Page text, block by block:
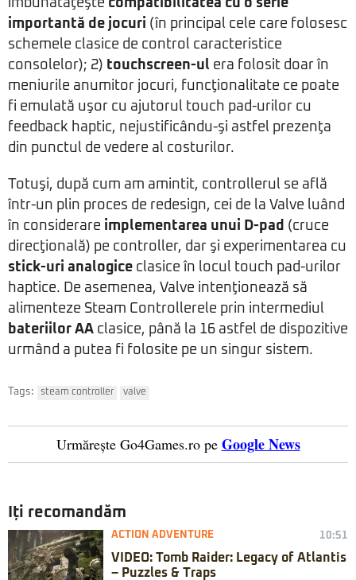
îmbunătăţeşte compatibilitatea cu o serie
importantă de jocuri (în principal cele care folosesc
schemele clasice de control caracteristice
consolelor); 2) touchscreen-ul era folosit doar în
meniurile anumitor jocuri, funcţionalitate ce poate
fi emulată uşor cu ajutorul touch pad-urilor cu
feedback haptic, nejustificându-şi astfel prezenţa
din punctul de vedere al costurilor.
Totuşi, după cum am amintit, controllerul se află
într-un plin proces de redesign, cei de la Valve luând
în considerare implementarea unui D-pad (cruce
direcţională) pe controller, dar şi experimentarea cu
stick-uri analogice clasice în locul touch pad-urilor
haptice. De asemenea, Valve intenţionează să
alimenteze Steam Controllerele prin intermediul
bateriilor AA clasice, până la 16 astfel de dispozitive
urmând a putea fi folosite pe un singur sistem.
Tags: steam controller valve
Urmărește Go4Games.ro pe Google News
Iți recomandăm
ACTION ADVENTURE 10:51
VIDEO: Tomb Raider: Legacy of Atlantis
– Puzzles & Traps